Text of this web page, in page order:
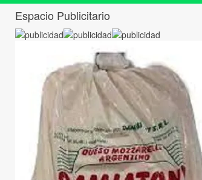
Espacio Publicitario